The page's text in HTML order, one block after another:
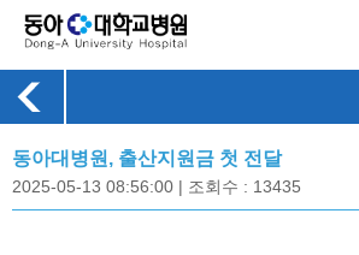
동아대병원, 출산지원금 첫 전달
2025-05-13 08:56:00 | 조회수 : 13435